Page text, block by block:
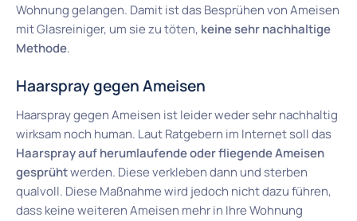
Wohnung gelangen. Damit ist das Besprühen von Ameisen
mit Glasreiniger, um sie zu töten, keine sehr nachhaltige
Methode.
Haarspray gegen Ameisen
Haarspray gegen Ameisen ist leider weder sehr nachhaltig
wirksam noch human. Laut Ratgebern im Internet soll das
Haarspray auf herumlaufende oder fliegende Ameisen
gesprühtwerden. Diese verkleben dann und sterben
qualvoll. Diese Maßnahme wird jedoch nicht dazu führen,
dass keine weiteren Ameisen mehr in Ihre Wohnung